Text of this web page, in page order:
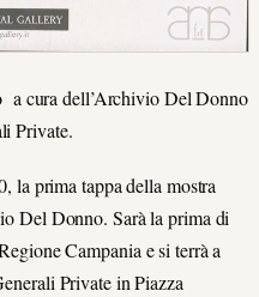
a cura dell’Archivio Del Donno
Private.
la prima tappa della mostra
Del Donno. Sarà la prima di
Campania e si terrà a
Private in Piazza